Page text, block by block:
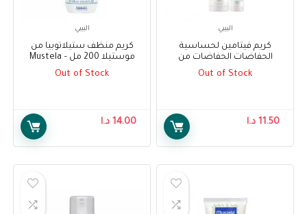
البيبي
كريم فيتامين لحساسية
الحفاضات الحفاضات من
Out of Stock
11.50 د.ا
البيبي
كريم منظف ستيلاتوبيا من
موستيلا 200 مل – Mustela
Stelatopia Cleansing Cream
Out of Stock
14.00 د.ا